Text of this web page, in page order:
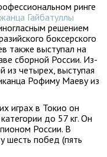
ринге
Гайбатуллы
решением
боксерского
также выступал на
сборной России. Из-
из четырех, выступая
Рофиму Маеву из
играх в Токио он
до 57 кг. Он
России. В
шесть побед (пять